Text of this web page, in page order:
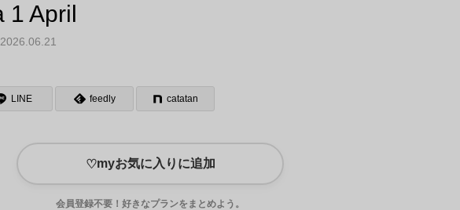
1 April
LINE feedly catatan
♡myお気に入りに追加
会員登録不要！好きなプランをまとめよう。